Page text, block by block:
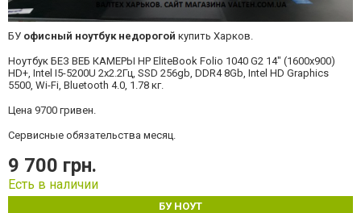
БУ офисный ноутбук недорогой купить Харков.
Ноутбук БЕЗ ВЕБ КАМЕРЫ HP EliteBook Folio 1040 G2 14" (1600x900)
HD+, Intel I5-5200U 2x2.2Гц, SSD 256gb, DDR4 8Gb, Intel HD Graphics
5500, Wi-Fi, Bluetooth 4.0, 1.78 кг.
Цена 9700 гривен.
Сервисные обязательства месяц.
9 700 грн.
Есть в наличии
БУ НОУТ